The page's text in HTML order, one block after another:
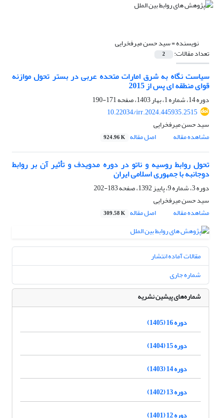
نویسنده =سید حسن میرفخرایی
تعداد مقالات: 2
سیاست نگاه به شرق امارات متحده عربی در بستر تحول موازنه
قوای منطقه ای پس از 2015
دوره 14، شماره 1، بهار 1403، صفحه
171-190
10.22034/irr.2024.445935.2515
سید حسن میرفخرایی
مشاهده مقاله
اصل مقاله 924.96 K
تحول روابط روسیه و ناتو در دوره مدویدف و تأثیر آن بر روابط
دوجانبه با جمهوری اسلامی ایران
دوره 3، شماره 9، پاییز 1392، صفحه
183-202
سید حسن میرفخرایی
مشاهده مقاله
اصل مقاله 309.58 K
مقالات آماده انتشار
شماره جاری
شماره‌های پیشین نشریه
دوره 16 (1405)
دوره 15 (1404)
دوره 14 (1403)
دوره 13 (1402)
دوره 12 (1401)